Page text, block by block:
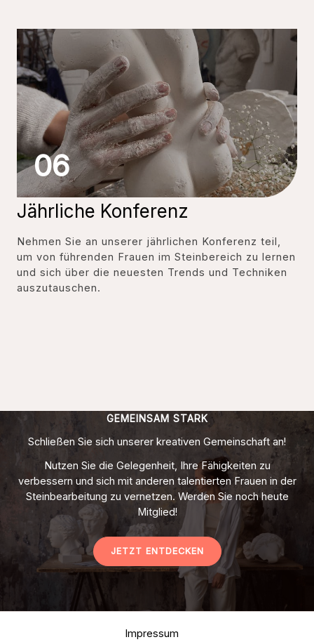
06
Jährliche Konferenz
Nehmen Sie an unserer jährlichen Konferenz teil,
um von führenden Frauen im Steinbereich zu lernen
und sich über die neuesten Trends und Techniken
auszutauschen.
GEMEINSAM STARK
Schließen Sie sich unserer kreativen Gemeinschaft an!
Nutzen Sie die Gelegenheit, Ihre Fähigkeiten zu
verbessern und sich mit anderen talentierten Frauen in der
Steinbearbeitung zu vernetzen. Werden Sie noch heute
Mitglied!
JETZT ENTDECKEN
Impressum